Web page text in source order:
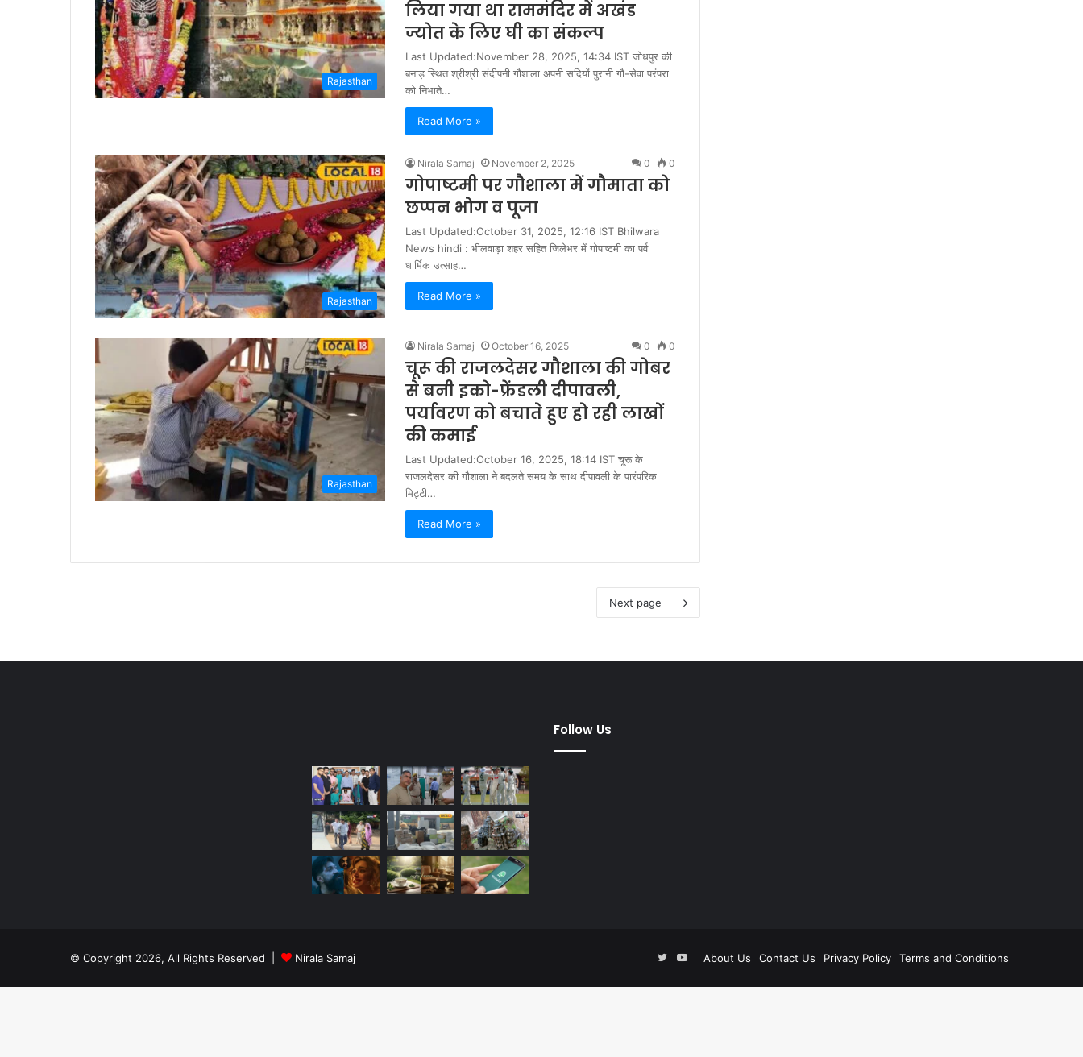
Rajasthan
लिया गया था राममंदिर में अखंड
ज्योत के लिए घी का संकल्प
Last Updated:November 28, 2025, 14:34 IST जोधपुर की
बनाड़ स्थित श्रीश्री संदीपनी गौशाला अपनी सदियों पुरानी गौ-सेवा परंपरा
को निभाते…
Read More »
Rajasthan
Nirala Samaj November 2, 2025 0 0
गोपाष्टमी पर गौशाला में गौमाता को
छप्पन भोग व पूजा
Last Updated:October 31, 2025, 12:16 IST Bhilwara
News hindi : भीलवाड़ा शहर सहित जिलेभर में गोपाष्टमी का पर्व
धार्मिक उत्साह…
Read More »
Rajasthan
Nirala Samaj October 16, 2025 0 0
चूरू की राजलदेसर गौशाला की गोबर
से बनी इको-फ्रेंडली दीपावली,
पर्यावरण को बचाते हुए हो रही लाखों
की कमाई
Last Updated:October 16, 2025, 18:14 IST चूरू के
राजलदेसर की गौशाला ने बदलते समय के साथ दीपावली के पारंपरिक
मिट्टी…
Read More »
Next page
Follow Us
© Copyright 2026, All Rights Reserved | Nirala Samaj About Us Contact Us Privacy Policy Terms and Conditions
TwitterYouTube